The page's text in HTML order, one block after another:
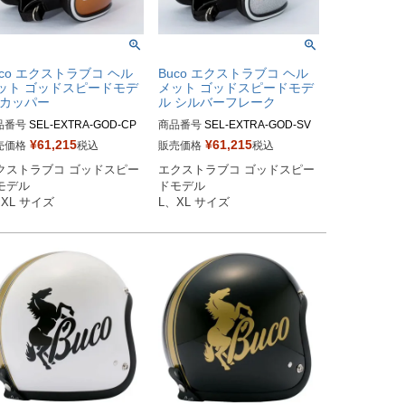
エクストラブコ ヘル
ト ゴッドスピードモデ
ッパー
番号 SEL-EXTRA-GOD-CP
イズ商品コード：0107EBC
価格 ¥61,215税込
ストラブコ ゴッドスピー
デル
サイズ
Buco エクストラブコ ヘル
メット ゴッドスピードモデ
ル シルバーフレーク
商品番号 SEL-EXTRA-GOD-SV
S085
XLサイズ商品コード：0107EBC
GS086
販売価格 ¥61,215税込
エクストラブコ ゴッドスピー
ドモデル
L、XL サイズ